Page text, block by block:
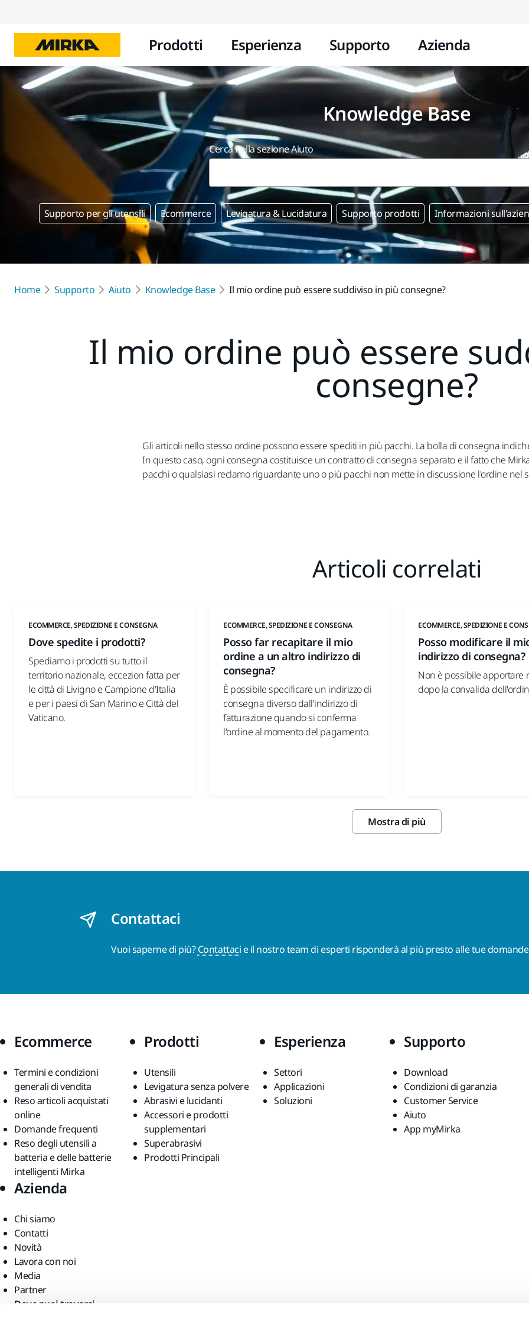
Prodotti Esperienza Supporto Azienda
Knowledge Base
Cerca nella sezione Aiuto
Supporto per gli utensili Ecommerce Levigatura & Lucidatura Supporto prodotti Informazioni
Home Supporto Aiuto Knowledge Base Il mio ordine può essere suddiviso in più consegne?
Il mio ordine può essere
consegne?
Gli articoli nello stesso ordine possono essere spediti in più pacchi. La bolla di consegna
In questo caso, ogni consegna costituisce un contratto di consegna separato e il fatto che
pacchi o qualsiasi reclamo riguardante uno o più pacchi non mette in discussione l'ordine nel
Articoli correlati
ECOMMERCE, SPEDIZIONE E CONSEGNA
Dove spedite i prodotti?
Spediamo i prodotti su tutto il
territorio nazionale, eccezion fatta per
le città di Livigno e Campione d'Italia
e per i paesi di San Marino e Città del
Vaticano.
ECOMMERCE, SPEDIZIONE E CONSEGNA
Posso far recapitare il mio
ordine a un altro indirizzo di
consegna?
È possibile specificare un indirizzo di
consegna diverso dall'indirizzo di
fatturazione quando si conferma
l'ordine al momento del pagamento.
ECOMMERCE, SPEDIZIONE E
Posso modificare il
indirizzo di consegna?
Non è possibile apportare
dopo la convalida
Mostra di più
Contattaci
Vuoi saperne di più?Contattaci e il nostro team di esperti risponderà al più presto alle tue
Ecommerce
Termini e condizioni
generali di vendita
Reso articoli acquistati
online
Domande frequenti
Reso degli utensili a
batteria e delle batterie
intelligenti Mirka
Prodotti
Utensili
Levigatura senza polvere
Abrasivi e lucidanti
Accessori e prodotti
supplementari
Superabrasivi
Prodotti Principali
Esperienza
Settori
Applicazioni
Soluzioni
Supporto
Download
Condizioni di garanzia
Customer Service
Aiuto
App myMirka
Azienda
Chi siamo
Contatti
Novità
Lavora con noi
Media
Partner
Dove puoi trovarci